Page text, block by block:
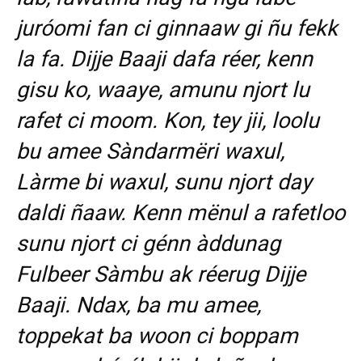
juróomi fan ci ginnaaw gi ñu fekk
la fa. Dijje Baaji dafa réer, kenn
gisu ko, waaye, amunu njort lu
rafet ci moom. Kon, tey jii, loolu
bu amee Sàndarmëri waxul,
Làrme bi waxul, sunu njort day
daldi ñaaw. Kenn mënul a rafetloo
sunu njort ci génn àddunag
Fulbeer Sàmbu ak réerug Dijje
Baaji. Ndax, ba mu amee,
toppekat ba woon ci boppam